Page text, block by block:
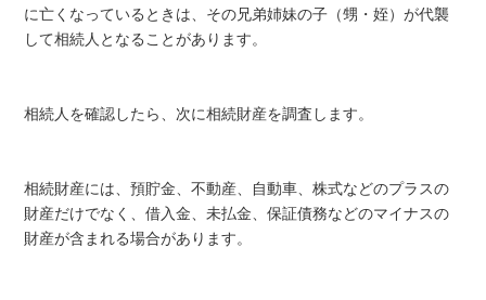
に亡くなっているときは、その兄弟姉妹の子（甥・姪）が代襲
して相続人となることがあります。
相続人を確認したら、次に相続財産を調査します。
相続財産には、預貯金、不動産、自動車、株式などのプラスの
財産だけでなく、借入金、未払金、保証債務などのマイナスの
財産が含まれる場合があります。